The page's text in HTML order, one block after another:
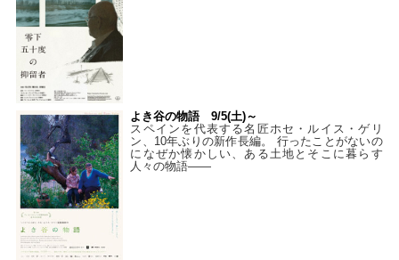
よき谷の物語 9/5(土)～
スペインを代表する名匠ホセ・ルイス・ゲリ
ン、10年ぶりの新作長編。 行ったことがないの
になぜか懐かしい、ある土地とそこに暮らす
人々の物語――